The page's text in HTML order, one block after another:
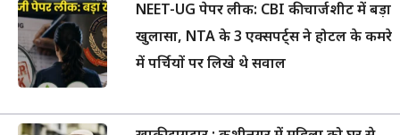
NEET-UG पेपर लीक: CBI की चार्जशीट में बड़ा
खुलासा, NTA के 3 एक्सपर्ट्स ने होटल के कमरे
में पर्चियों पर लिखे थे सवाल